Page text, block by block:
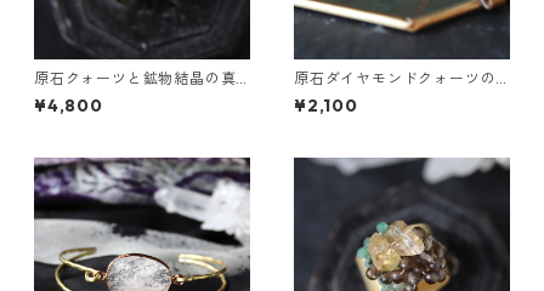
原石クォーツと鉱物結晶の真
鍮幅広イヤーカフ
¥4,800
原石ダイヤモンドクォーツの
プチピアス（一粒/片方）
¥2,100